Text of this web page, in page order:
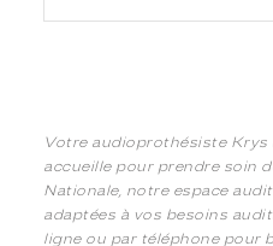
Votre audioprothésiste Krys
accueille pour prendre soin
Nationale, notre espace
adaptées à vos besoins
ligne ou par téléphone pour